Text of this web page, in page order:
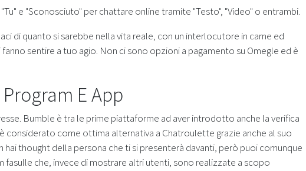
e "Sconosciuto" per chattare online tramite "Testo", "Video" o entrambi.
di quanto si sarebbe nella vita reale, con un interlocutore in carne ed
sentire a tuo agio. Non ci sono opzioni a pagamento su Omegle ed è
E App
Bumble è tra le prime piattaforme ad aver introdotto anche la verifica
considerato come ottima alternativa a Chatroulette grazie anche al suo
thought della persona che ti si presenterà davanti, però puoi comunque
che, invece di mostrare altri utenti, sono realizzate a scopo